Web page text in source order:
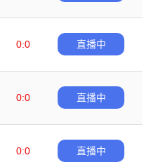
0:0
直播中
0:0
直播中
0:0
直播中